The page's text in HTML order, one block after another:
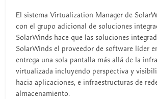
El sistema Virtualization Manager de
con el grupo adicional de soluciones
SolarWinds hace que las soluciones
SolarWinds el proveedor de software líder
entrega una sola pantalla más allá de la
virtualizada incluyendo perspectiva y
hacia aplicaciones, e infraestructuras de
almacenamiento.